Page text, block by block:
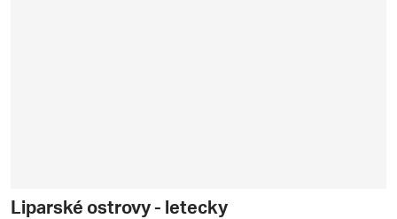
Liparské ostrovy - letecky